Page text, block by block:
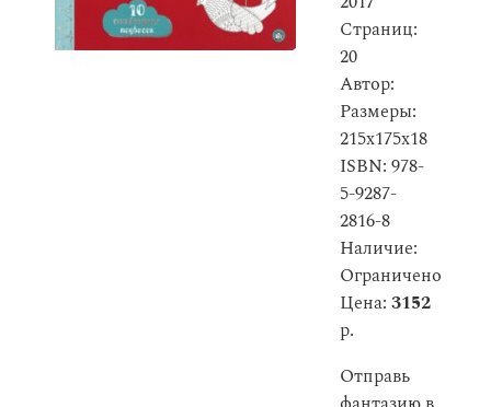
Страниц:
20
Автор:
Размеры:
215x175x18
ISBN: 978-
5-9287-
2816-8
Наличие:
Ограничено
Цена: 3152
р.
Отправь